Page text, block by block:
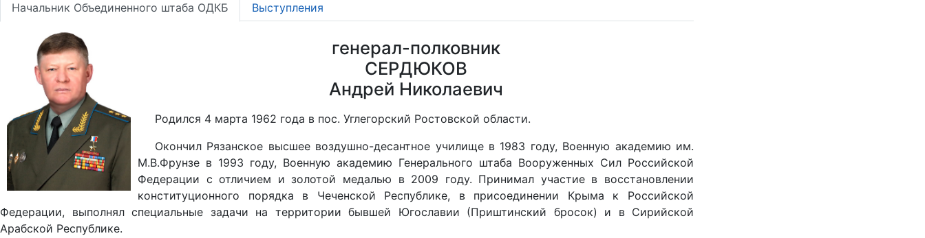
Начальник Объединенного штаба ОДКБ Выступления
генерал-полковник
СЕРДЮКОВ
Андрей Николаевич
Родился 4 марта 1962 года в пос. Углегорский Ростовской области.
Окончил Рязанское высшее воздушно-десантное училище в 1983 году, Военную академию им.
М.В.Фрунзе в 1993 году, Военную академию Генерального штаба Вооруженных Сил Российской
Федерации с отличием и золотой медалью в 2009 году. Принимал участие в восстановлении
конституционного порядка в Чеченской Республике, в присоединении Крыма к Российской
Федерации, выполнял специальные задачи на территории бывшей Югославии (Приштинский бросок) и в Сирийской
Арабской Республике.